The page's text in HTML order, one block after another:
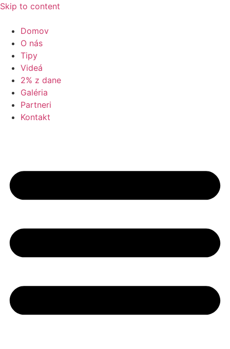
Skip to content
Domov
O nás
Tipy
Videá
2% z dane
Galéria
Partneri
Kontakt